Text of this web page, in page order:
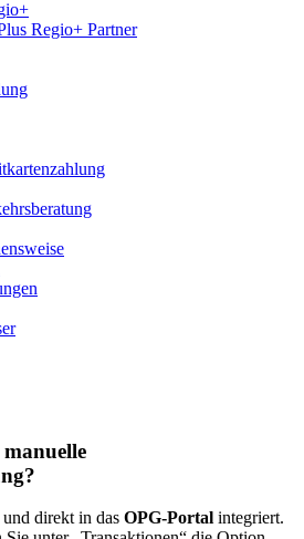
Regio+ Partner
direkt in dasOPG-Portal integriert.